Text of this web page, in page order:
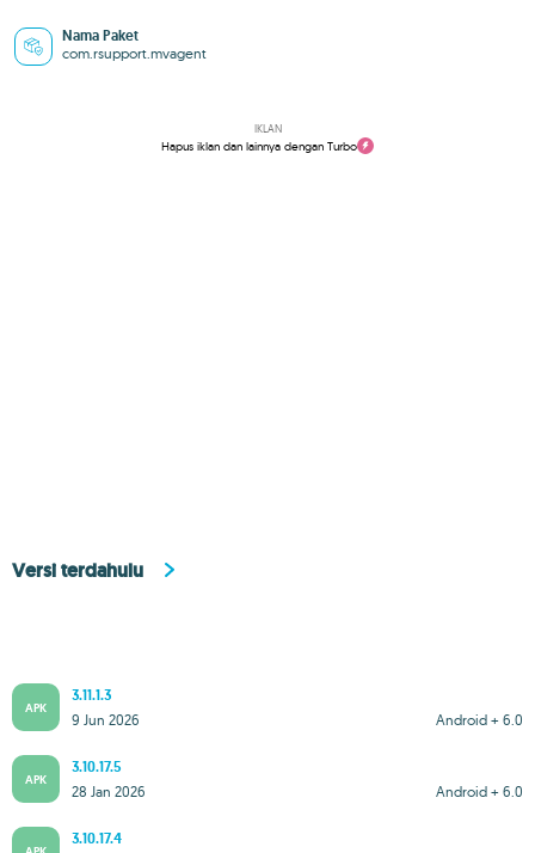
Nama Paket
com.rsupport.mvagent
IKLAN
Hapus iklan dan lainnya dengan Turbo
Versi terdahulu
APK
3.11.1.3
Android + 6.0
9 Jun 2026
APK
3.10.17.5
Android + 6.0
28 Jan 2026
3.10.17.4